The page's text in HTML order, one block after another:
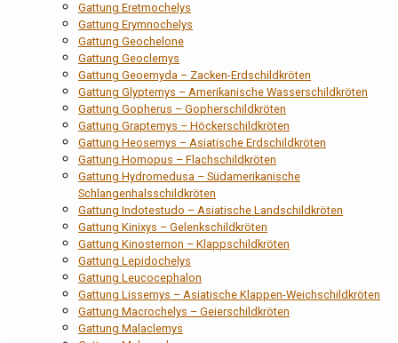
Gattung Eretmochelys
Gattung Erymnochelys
Gattung Geochelone
Gattung Geoclemys
Gattung Geoemyda – Zacken-Erdschildkröten
Gattung Glyptemys – Amerikanische Wasserschildkröten
Gattung Gopherus – Gopherschildkröten
Gattung Graptemys – Höckerschildkröten
Gattung Heosemys – Asiatische Erdschildkröten
Gattung Homopus – Flachschildkröten
Gattung Hydromedusa – Südamerikanische
Schlangenhalsschildkröten
Gattung Indotestudo – Asiatische Landschildkröten
Gattung Kinixys – Gelenkschildkröten
Gattung Kinosternon – Klappschildkröten
Gattung Lepidochelys
Gattung Leucocephalon
Gattung Lissemys – Asiatische Klappen-Weichschildkröten
Gattung Macrochelys – Geierschildkröten
Gattung Malaclemys